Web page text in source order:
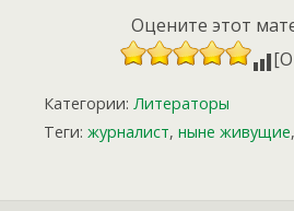
Оцените этот
Категории: Литераторы
Теги: журналист, ныне живущие,